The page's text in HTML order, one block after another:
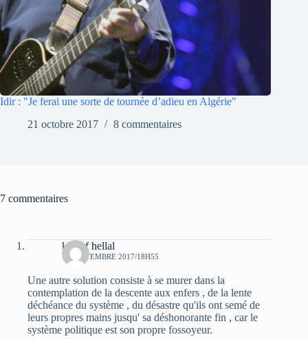
Idir : "Je ferai une sorte de tournée d’adieu en Algérie"
21 octobre 2017
8 commentaires
7 commentaires
khelaf hellal
12 SEPTEMBRE 2017/18H55
Une autre solution consiste à se murer dans la
contemplation de la descente aux enfers , de la lente
déchéance du système , du désastre qu'ils ont semé de
leurs propres mains jusqu' sa déshonorante fin , car le
système politique est son propre fossoyeur.